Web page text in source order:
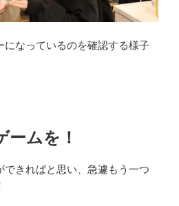
いるのを確認する様子
ームを！
できればと思い、急遽もう一つ